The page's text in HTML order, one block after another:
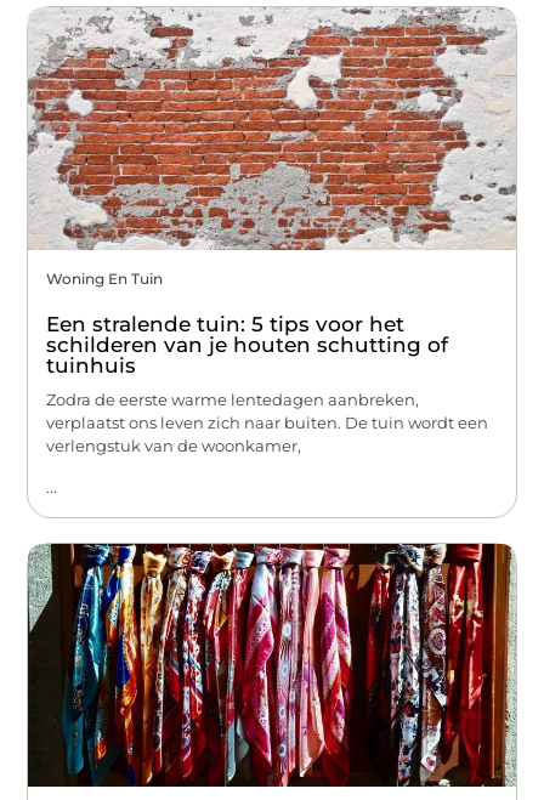
Woning En Tuin
Een stralende tuin: 5 tips voor het
schilderen van je houten schutting of
tuinhuis
Zodra de eerste warme lentedagen aanbreken,
verplaatst ons leven zich naar buiten. De tuin wordt een
verlengstuk van de woonkamer,
...